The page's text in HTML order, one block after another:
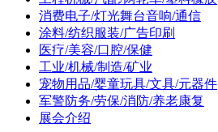
消费电子/灯光舞台音响/通信
涂料/纺织服装/广告印刷
医疗/美容/口腔/保健
工业/机械/制造/矿业
宠物用品/婴童玩具/文具/元器件
军警防务/劳保/消防/养老康复
展会介绍